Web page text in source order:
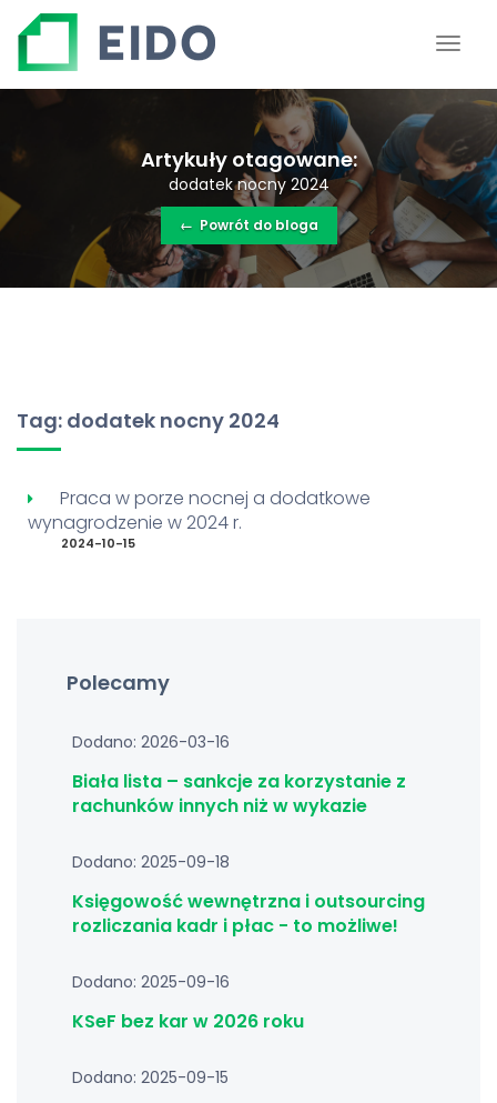
Artykuły otagowane:
dodatek nocny 2024
← Powrót do bloga
Tag: dodatek nocny 2024
Praca w porze nocnej a dodatkowe
wynagrodzenie w 2024 r.
2024-10-15
Polecamy
Dodano: 2026-03-16
Biała lista – sankcje za korzystanie z
rachunków innych niż w wykazie
Dodano: 2025-09-18
Księgowość wewnętrzna i outsourcing
rozliczania kadr i płac - to możliwe!
Dodano: 2025-09-16
KSeF bez kar w 2026 roku
Dodano: 2025-09-15